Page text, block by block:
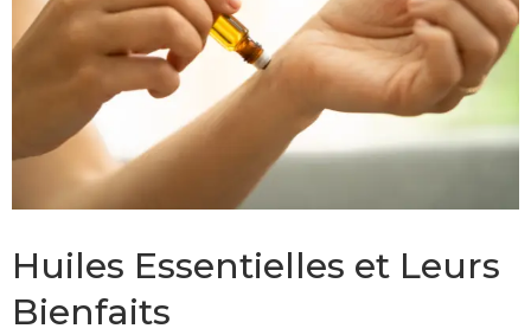
Huiles Essentielles et Leurs
Bienfaits